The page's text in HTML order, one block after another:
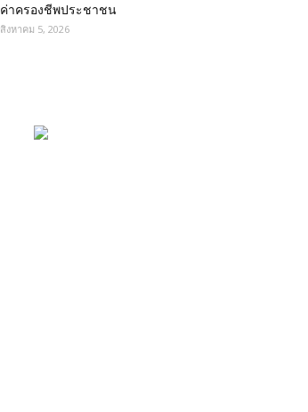
ค่าครองชีพประชาชน
สิงหาคม 5, 2026